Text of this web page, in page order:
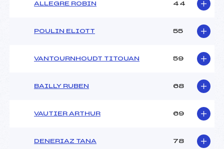
ALLEGRE ROBIN 44
POULIN ELIOTT 55
VANTOURNHOUDT TITOUAN 59
BAILLY RUBEN 68
VAUTIER ARTHUR 69
DENERIAZ TANA 78